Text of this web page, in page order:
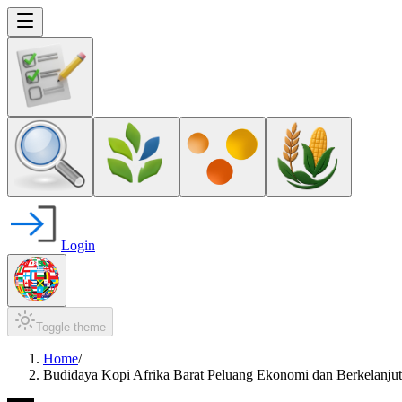
Login
Toggle theme
Home/
Budidaya Kopi Afrika Barat Peluang Ekonomi dan